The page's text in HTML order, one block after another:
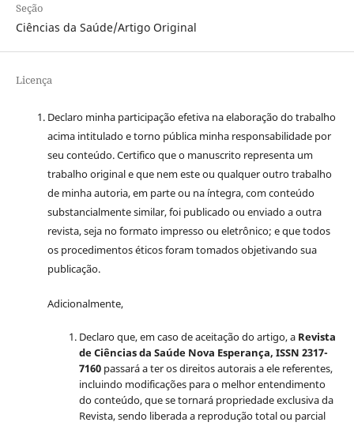
Seção
Ciências da Saúde/Artigo Original
Licença
Declaro minha participação efetiva na elaboração do trabalho
acima intitulado e torno pública minha responsabilidade por
seu conteúdo. Certifico que o manuscrito representa um
trabalho original e que nem este ou qualquer outro trabalho
de minha autoria, em parte ou na íntegra, com conteúdo
substancialmente similar, foi publicado ou enviado a outra
revista, seja no formato impresso ou eletrônico; e que todos
os procedimentos éticos foram tomados objetivando sua
publicação.
Adicionalmente,
Declaro que, em caso de aceitação do artigo, a Revista
de Ciências da Saúde Nova Esperança, ISSN 2317-
7160passará a ter os direitos autorais a ele referentes,
incluindo modificações para o melhor entendimento
do conteúdo, que se tornará propriedade exclusiva da
Revista, sendo liberada a reprodução total ou parcial